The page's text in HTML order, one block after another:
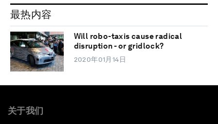
最热内容
Will robo-taxis cause radical
disruption - or gridlock?
2020年01月14日
关于我们